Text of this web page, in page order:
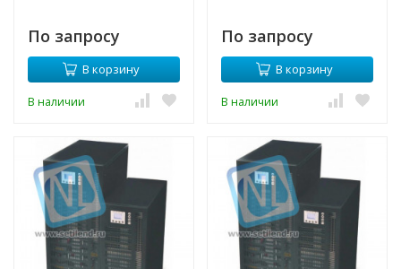
По запросу
В корзину
В наличии
По запросу
В корзину
В наличии